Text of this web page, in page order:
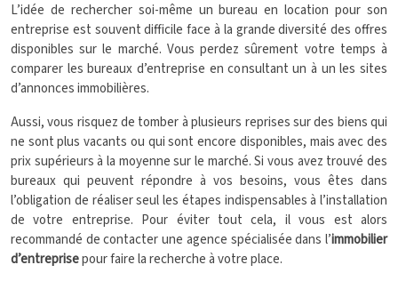
L’idée de rechercher soi-même un bureau en location pour son
entreprise est souvent difficile face à la grande diversité des offres
disponibles sur le marché. Vous perdez sûrement votre temps à
comparer les bureaux d’entreprise en consultant un à un les sites
d’annonces immobilières.
Aussi, vous risquez de tomber à plusieurs reprises sur des biens qui
ne sont plus vacants ou qui sont encore disponibles, mais avec des
prix supérieurs à la moyenne sur le marché. Si vous avez trouvé des
bureaux qui peuvent répondre à vos besoins, vous êtes dans
l’obligation de réaliser seul les étapes indispensables à l’installation
de votre entreprise. Pour éviter tout cela, il vous est alors
recommandé de contacter une agence spécialisée dans l’immobilier
d’entreprisepour faire la recherche à votre place.